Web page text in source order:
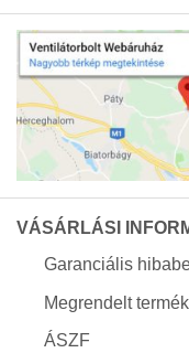
VÁSÁRLÁSI
Garanciális
Megrendelt
ÁSZF